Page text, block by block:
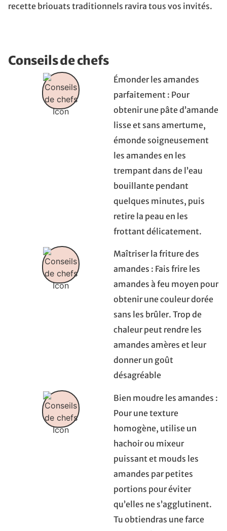
recette briouats traditionnels ravira tous vos invités.
Conseils de chefs
Émonder les amandes
parfaitement : Pour
obtenir une pâte d’amande
lisse et sans amertume,
émonde soigneusement
les amandes en les
trempant dans de l’eau
bouillante pendant
quelques minutes, puis
retire la peau en les
frottant délicatement.
Maîtriser la friture des
amandes : Fais frire les
amandes à feu moyen pour
obtenir une couleur dorée
sans les brûler. Trop de
chaleur peut rendre les
amandes amères et leur
donner un goût
désagréable
Bien moudre les amandes :
Pour une texture
homogène, utilise un
hachoir ou mixeur
puissant et mouds les
amandes par petites
portions pour éviter
qu’elles ne s’agglutinent.
Tu obtiendras une farce